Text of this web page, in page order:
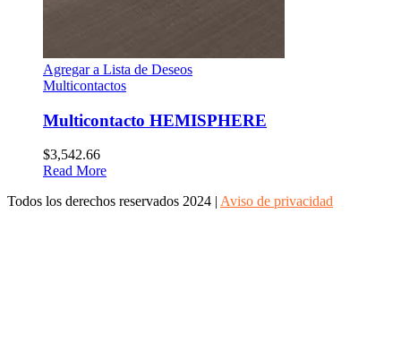
Agregar a Lista de Deseos
Multicontactos
Multicontacto HEMISPHERE
$3,542.66
Read More
Todos los derechos reservados 2024 | Aviso de privacidad